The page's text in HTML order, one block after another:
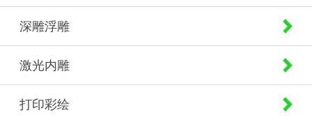
深雕浮雕
激光内雕
打印彩绘